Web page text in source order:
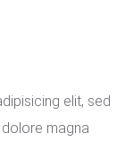
elit, sed
magna